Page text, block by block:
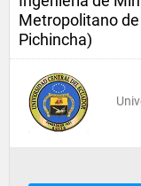
Metropolitano de
Pichincha)